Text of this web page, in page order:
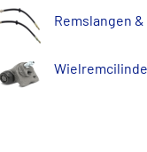
Remslangen